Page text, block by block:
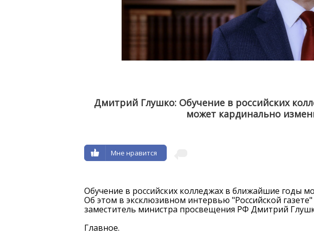
ОБРАЗОВАТЕЛЬНЫЕ ОРГАНИЗАЦИИ
ОБРАЗОВАТЕЛЬНЫЕ
Дмитрий Глушко: Обучение в российских
может кардинально
Мне нравится
Обучение в российских колледжах в ближайшие годы
Об этом в эксклюзивном интервью "Российской газете"
заместитель министра просвещения РФ Дмитрий
Главное.